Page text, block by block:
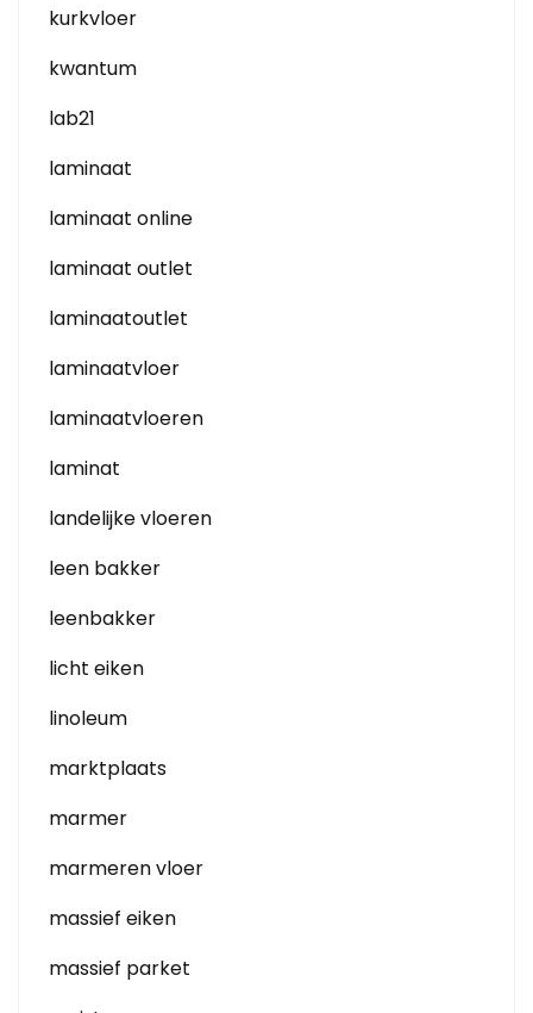
kurkvloer
kwantum
lab21
laminaat
laminaat online
laminaat outlet
laminaatoutlet
laminaatvloer
laminaatvloeren
laminat
landelijke vloeren
leen bakker
leenbakker
licht eiken
linoleum
marktplaats
marmer
marmeren vloer
massief eiken
massief parket